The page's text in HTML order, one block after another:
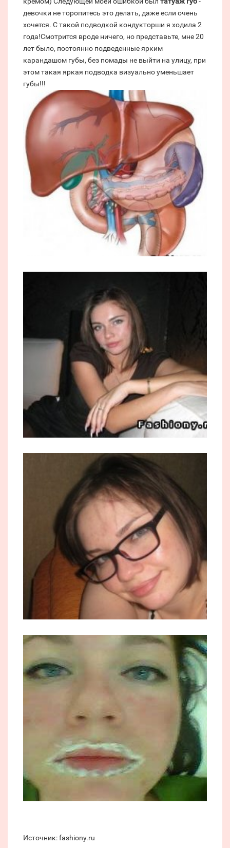
девочки не торопитесь это делать, даже если очень
хочется. С такой подводкой кондукторши я ходила 2
года!Смотрится вроде ничего, но представьте, мне 20
лет было, постоянно подведенные ярким
карандашом губы, без помады не выйти на улицу, при
этом такая яркая подводка визуально уменьшает
губы!!!
Источник: fashiony.ru